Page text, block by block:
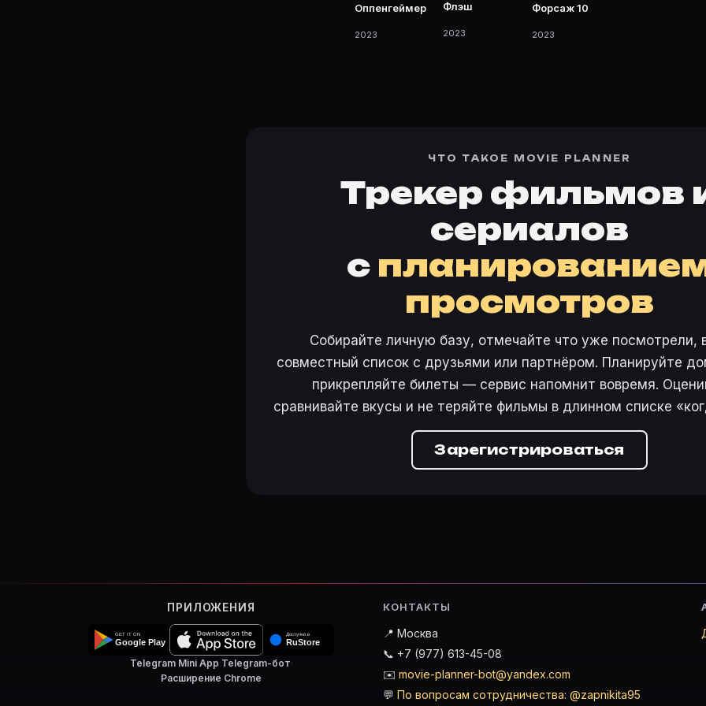
Оппенгеймер
2023
Флэш
2023
Форсаж 10
2023
ЧТО ТАКОЕ MOVIE PLANNER
Трекер фильмов
сериалов
с
просмотров
Собирайте личную базу, отмечайте что уже посмотрели,
совместный список с друзьями или партнёром. Планируйте
прикрепляйте билеты — сервис напомнит вовремя.
сравнивайте вкусы и не теряйте фильмы в длинном списке
Зарегистрироваться
ПРИЛОЖЕНИЯ
Telegram Mini App·Telegram-бот·
Расширение Chrome
КОНТАКТЫ
📍 Москва
📞 +7 (977) 613-45-08
✉️ movie-planner-bot@yandex.com
💬 По вопросам сотрудничества: @zapnikita95